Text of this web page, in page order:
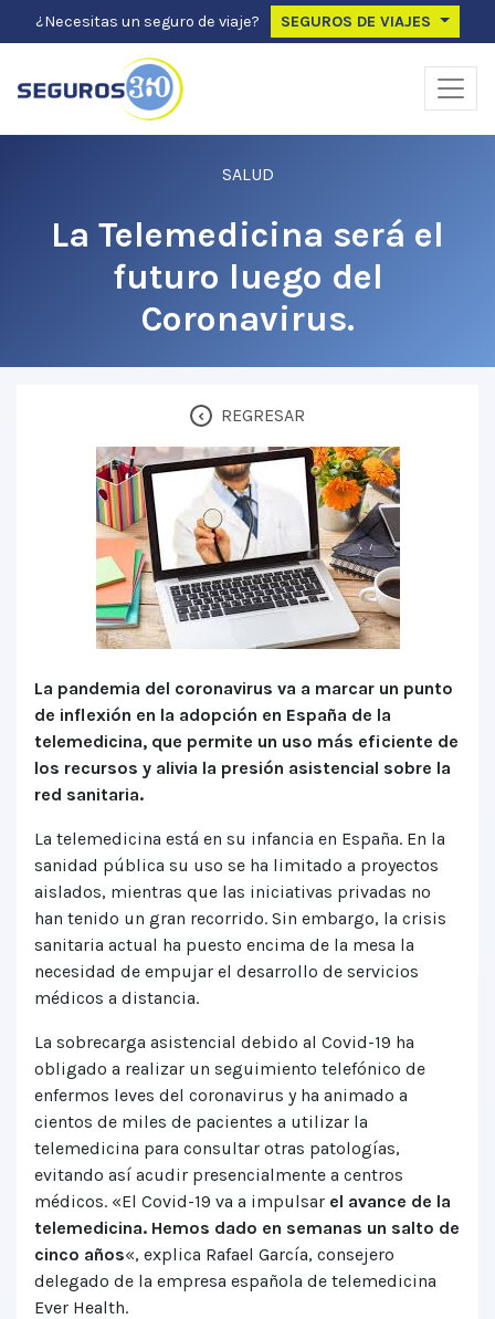
¿Necesitas un seguro de viaje? SEGUROS DE VIAJES
SALUD
La Telemedicina será el
futuro luego del
Coronavirus.
‹ REGRESAR
La pandemia del coronavirus va a marcar un punto
de inflexión en la adopción en España de la
telemedicina, que permite un uso más eficiente de
los recursos y alivia la presión asistencial sobre la
red sanitaria.
La telemedicina está en su infancia en España. En la
sanidad pública su uso se ha limitado a proyectos
aislados, mientras que las iniciativas privadas no
han tenido un gran recorrido. Sin embargo, la crisis
sanitaria actual ha puesto encima de la mesa la
necesidad de empujar el desarrollo de servicios
médicos a distancia.
La sobrecarga asistencial debido al Covid-19 ha
obligado a realizar un seguimiento telefónico de
enfermos leves del coronavirus y ha animado a
cientos de miles de pacientes a utilizar la
telemedicina para consultar otras patologías,
evitando así acudir presencialmente a centros
médicos. «El Covid-19 va a impulsar el avance de la
telemedicina. Hemos dado en semanas un salto de
cinco años«, explica Rafael García, consejero
delegado de la empresa española de telemedicina
Ever Health.